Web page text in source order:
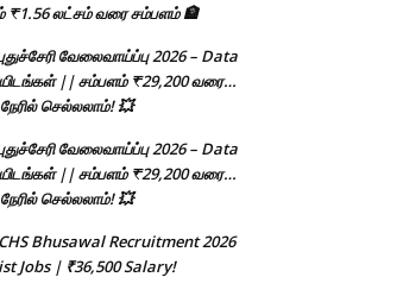
₹1.56 லட்சம் வரை சம்பளம் 🏦
வேலைவாய்ப்பு 2026 – Data
|| சம்பளம் ₹29,200 வரை…
செல்லலாம்! 💥
வேலைவாய்ப்பு 2026 – Data
|| சம்பளம் ₹29,200 வரை…
செல்லலாம்! 💥
Bhusawal Recruitment 2026
Jobs | ₹36,500 Salary!